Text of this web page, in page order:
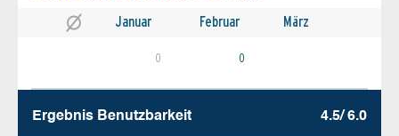
Januar Februar März
0 0
Ergebnis Benutz­barkeit 4.5/ 6.0